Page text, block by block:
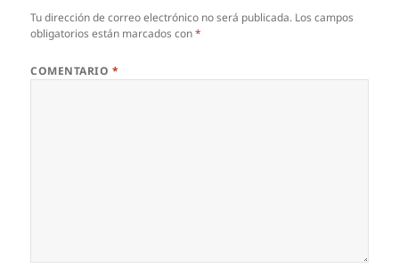
Tu dirección de correo electrónico no será publicada. Los campos
obligatorios están marcados con*
COMENTARIO *